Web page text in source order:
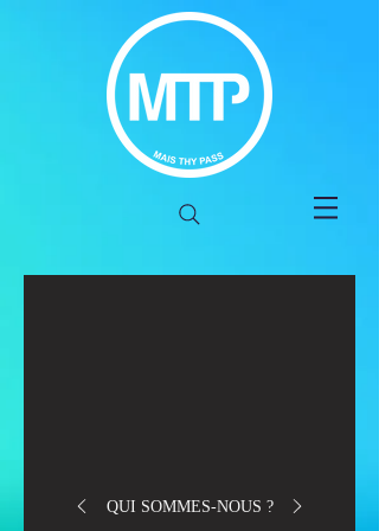
QUI SOMMES-NOUS ?